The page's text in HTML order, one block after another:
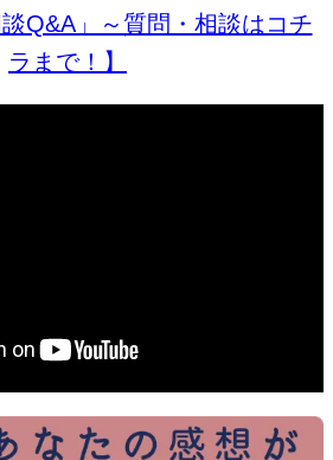
談Q&A」～質問・相談はコチ
ラまで！】